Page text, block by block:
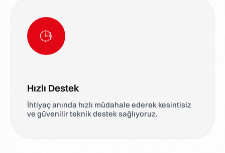
Hızlı Destek
İhtiyaç anında hızlı müdahale ederek kesintisiz
ve güvenilir teknik destek sağlıyoruz.